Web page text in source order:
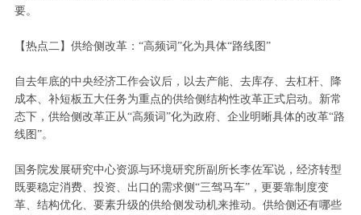
要。
【热点二】供给侧改革：“高频词”化为具体“路线图”
自去年底的中央经济工作会议后，以去产能、去库存、去杠杆、降
成本、补短板五大任务为重点的供给侧结构性改革正式启动。新常
态下，供给侧改革正从“高频词”化为政府、企业明晰具体的改革“路
线图”。
国务院发展研究中心资源与环境研究所副所长李佐军说，经济转型
既要稳定消费、投资、出口的需求侧“三驾马车”，更要靠制度变
革、结构优化、要素升级的供给侧发动机来推动。供给侧还有哪些